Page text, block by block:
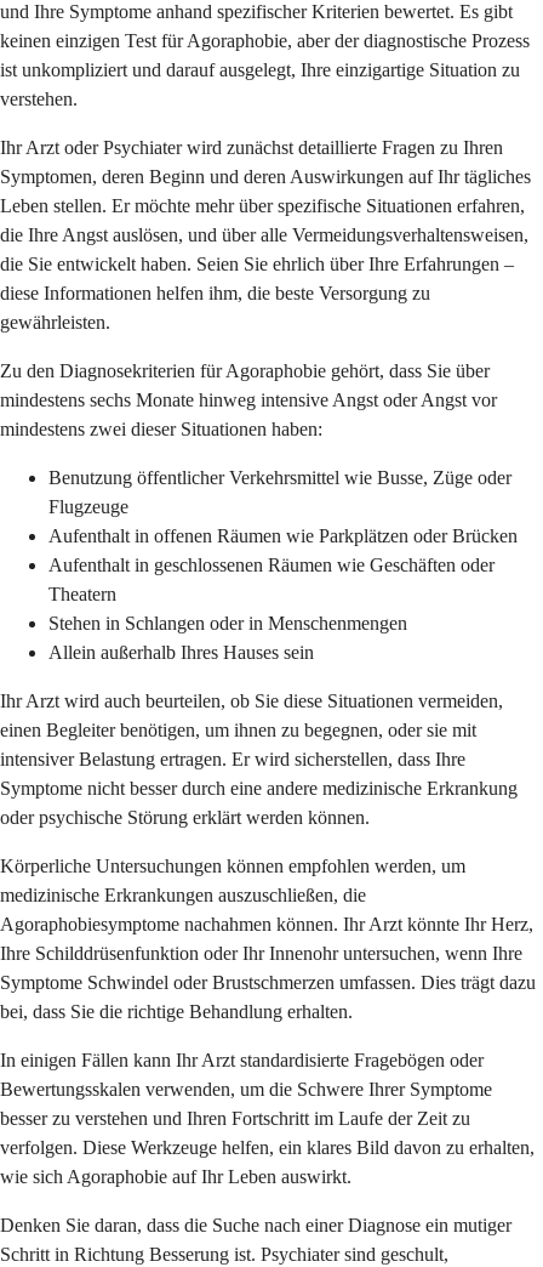
und Ihre Symptome anhand spezifischer Kriterien bewertet. Es gibt
keinen einzigen Test für Agoraphobie, aber der diagnostische Prozess
ist unkompliziert und darauf ausgelegt, Ihre einzigartige Situation zu
verstehen.
Ihr Arzt oder Psychiater wird zunächst detaillierte Fragen zu Ihren
Symptomen, deren Beginn und deren Auswirkungen auf Ihr tägliches
Leben stellen. Er möchte mehr über spezifische Situationen erfahren,
die Ihre Angst auslösen, und über alle Vermeidungsverhaltensweisen,
die Sie entwickelt haben. Seien Sie ehrlich über Ihre Erfahrungen –
diese Informationen helfen ihm, die beste Versorgung zu
gewährleisten.
Zu den Diagnosekriterien für Agoraphobie gehört, dass Sie über
mindestens sechs Monate hinweg intensive Angst oder Angst vor
mindestens zwei dieser Situationen haben:
Benutzung öffentlicher Verkehrsmittel wie Busse, Züge oder
Flugzeuge
Aufenthalt in offenen Räumen wie Parkplätzen oder Brücken
Aufenthalt in geschlossenen Räumen wie Geschäften oder
Theatern
Stehen in Schlangen oder in Menschenmengen
Allein außerhalb Ihres Hauses sein
Ihr Arzt wird auch beurteilen, ob Sie diese Situationen vermeiden,
einen Begleiter benötigen, um ihnen zu begegnen, oder sie mit
intensiver Belastung ertragen. Er wird sicherstellen, dass Ihre
Symptome nicht besser durch eine andere medizinische Erkrankung
oder psychische Störung erklärt werden können.
Körperliche Untersuchungen können empfohlen werden, um
medizinische Erkrankungen auszuschließen, die
Agoraphobiesymptome nachahmen können. Ihr Arzt könnte Ihr Herz,
Ihre Schilddrüsenfunktion oder Ihr Innenohr untersuchen, wenn Ihre
Symptome Schwindel oder Brustschmerzen umfassen. Dies trägt dazu
bei, dass Sie die richtige Behandlung erhalten.
In einigen Fällen kann Ihr Arzt standardisierte Fragebögen oder
Bewertungsskalen verwenden, um die Schwere Ihrer Symptome
besser zu verstehen und Ihren Fortschritt im Laufe der Zeit zu
verfolgen. Diese Werkzeuge helfen, ein klares Bild davon zu erhalten,
wie sich Agoraphobie auf Ihr Leben auswirkt.
Denken Sie daran, dass die Suche nach einer Diagnose ein mutiger
Schritt in Richtung Besserung ist. Psychiater sind geschult,